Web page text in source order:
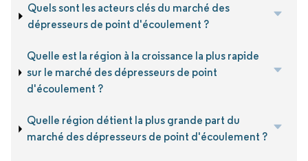
Quels sont les acteurs clés du marché des
dépresseurs de point d'écoulement ?
Quelle est la région à la croissance la plus rapide
sur le marché des dépresseurs de point
d'écoulement ?
Quelle région détient la plus grande part du
marché des dépresseurs de point d'écoulement ?